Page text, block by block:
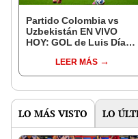
Partido Colombia vs
Uzbekistán EN VIVO
HOY: GOL de Luis Díaz y
colombianos
LEER MÁS
LO MÁS VISTO LO